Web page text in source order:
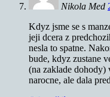
Nikola Med
Kdyz jsme se s
jeji dcera z
nesla to spatne.
bude, kdyz zustane
(na zaklade dohody)
narocne, ale dala